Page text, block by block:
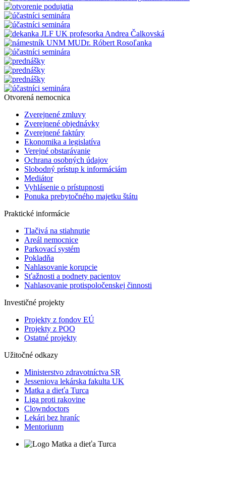
Otvorená nemocnica
Zverejnené zmluvy
Zverejnené objednávky
Zverejnené faktúry
Ekonomika a legislatíva
Verejné obstarávanie
Ochrana osobných údajov
Slobodný prístup k informáciám
Mediátor
Vyhlásenie o prístupnosti
Ponuka prebytočného majetku štátu
Praktické informácie
Tlačivá na stiahnutie
Areál nemocnice
Parkovací systém
Pokladňa
Nahlasovanie korupcie
Sťažnosti a podnety pacientov
Nahlasovanie protispoločenskej činnosti
Investičné projekty
Projekty z fondov EÚ
Projekty z POO
Ostatné projekty
Užitočné odkazy
Ministerstvo zdravotníctva SR
Jesseniova lekárska fakulta UK
Matka a dieťa Turca
Liga proti rakovine
Clowndoctors
Lekári bez hraníc
Mentoriunm